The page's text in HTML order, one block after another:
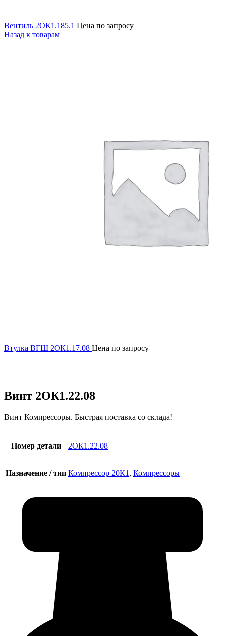
Вентиль 2ОК1.185.1 Цена по запросу
Назад к товарам
Втулка ВГШ 2ОК1.17.08 Цена по запросу
Винт 2ОК1.22.08
Винт Компрессоры. Быстрая поставка со склада!
Номер детали 2ОК1.22.08
Назначение / тип Компрессор 20К1 , Компрессоры